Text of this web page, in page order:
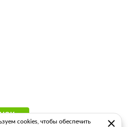
cookies, чтобы обеспечить